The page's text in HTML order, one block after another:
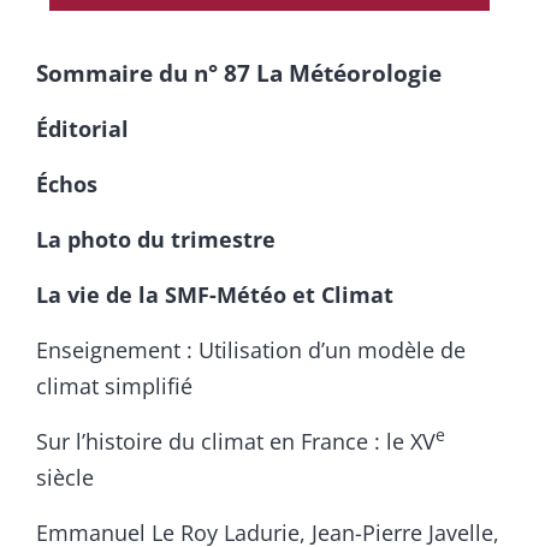
Sommaire du n° 87 La Météorologie
Éditorial
Échos
La photo du trimestre
La vie de la SMF-Météo et Climat
Enseignement : Utilisation d’un modèle de
climat simplifié
Sur l’histoire du climat en France : le XVe
siècle
Emmanuel Le Roy Ladurie, Jean-Pierre Javelle,